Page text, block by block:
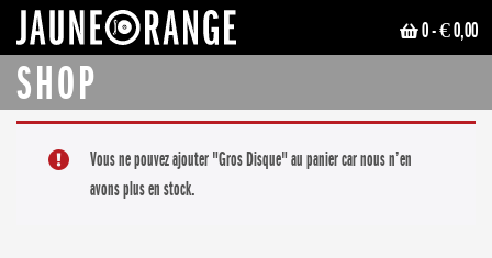
0- € 0,00
SHOP
Vous ne pouvez ajouter "Gros Disque" au panier car nous n’en
avons plus en stock.